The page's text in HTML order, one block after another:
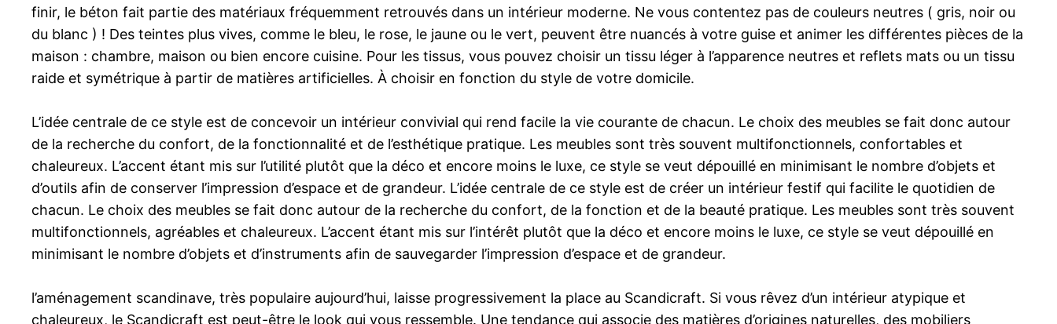
finir, le béton fait partie des matériaux fréquemment retrouvés dans un intérieur moderne. Ne vous contentez pas de couleurs neutres ( gris, noir ou
du blanc ) ! Des teintes plus vives, comme le bleu, le rose, le jaune ou le vert, peuvent être nuancés à votre guise et animer les différentes pièces de la
maison : chambre, maison ou bien encore cuisine. Pour les tissus, vous pouvez choisir un tissu léger à l’apparence neutres et reflets mats ou un tissu
raide et symétrique à partir de matières artificielles. À choisir en fonction du style de votre domicile.
L’idée centrale de ce style est de concevoir un intérieur convivial qui rend facile la vie courante de chacun. Le choix des meubles se fait donc autour
de la recherche du confort, de la fonctionnalité et de l’esthétique pratique. Les meubles sont très souvent multifonctionnels, confortables et
chaleureux. L’accent étant mis sur l’utilité plutôt que la déco et encore moins le luxe, ce style se veut dépouillé en minimisant le nombre d’objets et
d’outils afin de conserver l’impression d’espace et de grandeur. L’idée centrale de ce style est de créer un intérieur festif qui facilite le quotidien de
chacun. Le choix des meubles se fait donc autour de la recherche du confort, de la fonction et de la beauté pratique. Les meubles sont très souvent
multifonctionnels, agréables et chaleureux. L’accent étant mis sur l’intérêt plutôt que la déco et encore moins le luxe, ce style se veut dépouillé en
minimisant le nombre d’objets et d’instruments afin de sauvegarder l’impression d’espace et de grandeur.
l’aménagement scandinave, très populaire aujourd’hui, laisse progressivement la place au Scandicraft. Si vous rêvez d’un intérieur atypique et
chaleureux, le Scandicraft est peut-être le look qui vous ressemble. Une tendance qui associe des matières d’origines naturelles, des mobiliers